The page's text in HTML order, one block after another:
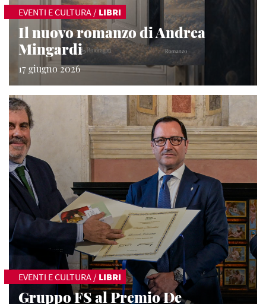
EVENTI E CULTURA / LIBRI
Il nuovo romanzo di Andrea
Mingardi
17 giugno 2026
EVENTI E CULTURA / LIBRI
Gruppo FS al Premio De